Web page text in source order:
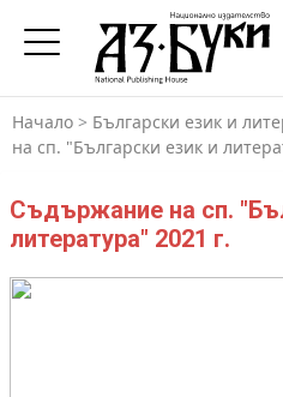
Начало > Български език и
на сп. "Български език и
Съдържание на сп.
литература" 2021 г.